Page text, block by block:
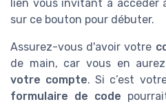
lien vous invitant à accéder
sur ce bouton pour débuter.
Assurez-vous d'avoir votre
de main, car vous en
votre compte. Si c’est
formulaire de code